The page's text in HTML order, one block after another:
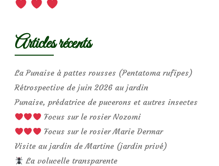
Articles récents
La Punaise à pattes rousses (Pentatoma rufipes)
Rétrospective de juin 2026 au jardin
Punaise, prédatrice de pucerons et autres insectes
Focus sur le rosier Nozomi
Focus sur le rosier Marie Dermar
Visite au jardin de Martine (jardin privé)
La volucelle transparente